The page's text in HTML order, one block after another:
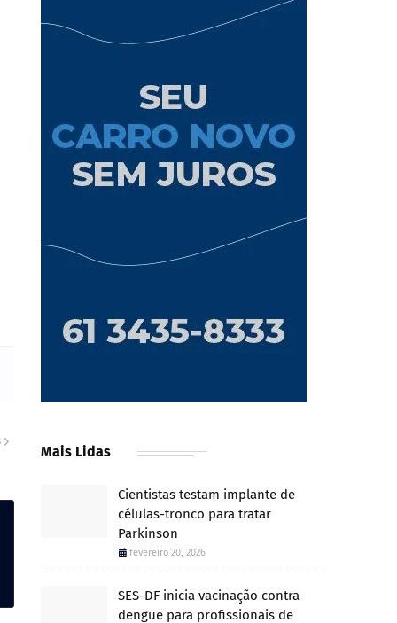
Mais Lidas
Cientistas testam implante de
células-tronco para tratar
Parkinson
fevereiro 20, 2026
SES-DF inicia vacinação contra
dengue para profissionais de